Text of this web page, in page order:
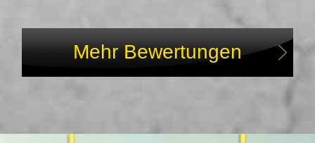
Mehr Bewertungen